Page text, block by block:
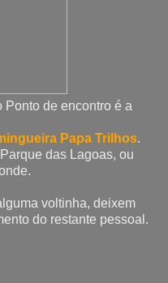
Ponto de encontro é a
Papa Trilhos.
das Lagoas, ou
voltinha, deixem
do restante pessoal.